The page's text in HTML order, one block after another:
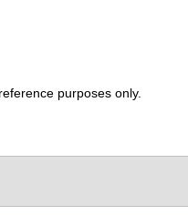
purposes only.